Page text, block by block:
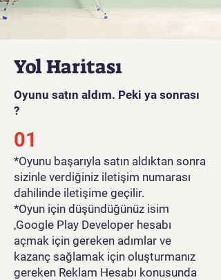
Yol Haritası
Oyunu satın aldım. Peki ya sonrası
?
01
*Oyunu başarıyla satın aldıktan sonra
sizinle verdiğiniz iletişim numarası
dahilinde iletişime geçilir.
*Oyun için düşündüğünüz isim
,Google Play Developer hesabı
açmak için gereken adımlar ve
kazanç sağlamak için oluşturmanız
gereken Reklam Hesabı konusunda